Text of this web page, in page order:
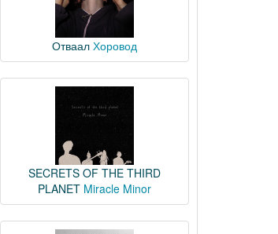
Отваал Хоровод
SECRETS OF THE THIRD
PLANET Miracle Minor